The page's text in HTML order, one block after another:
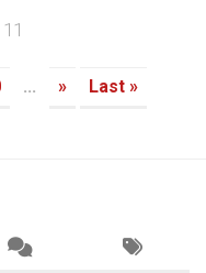
... » Last »